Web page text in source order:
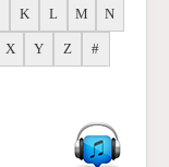
K L M N
X Y Z #